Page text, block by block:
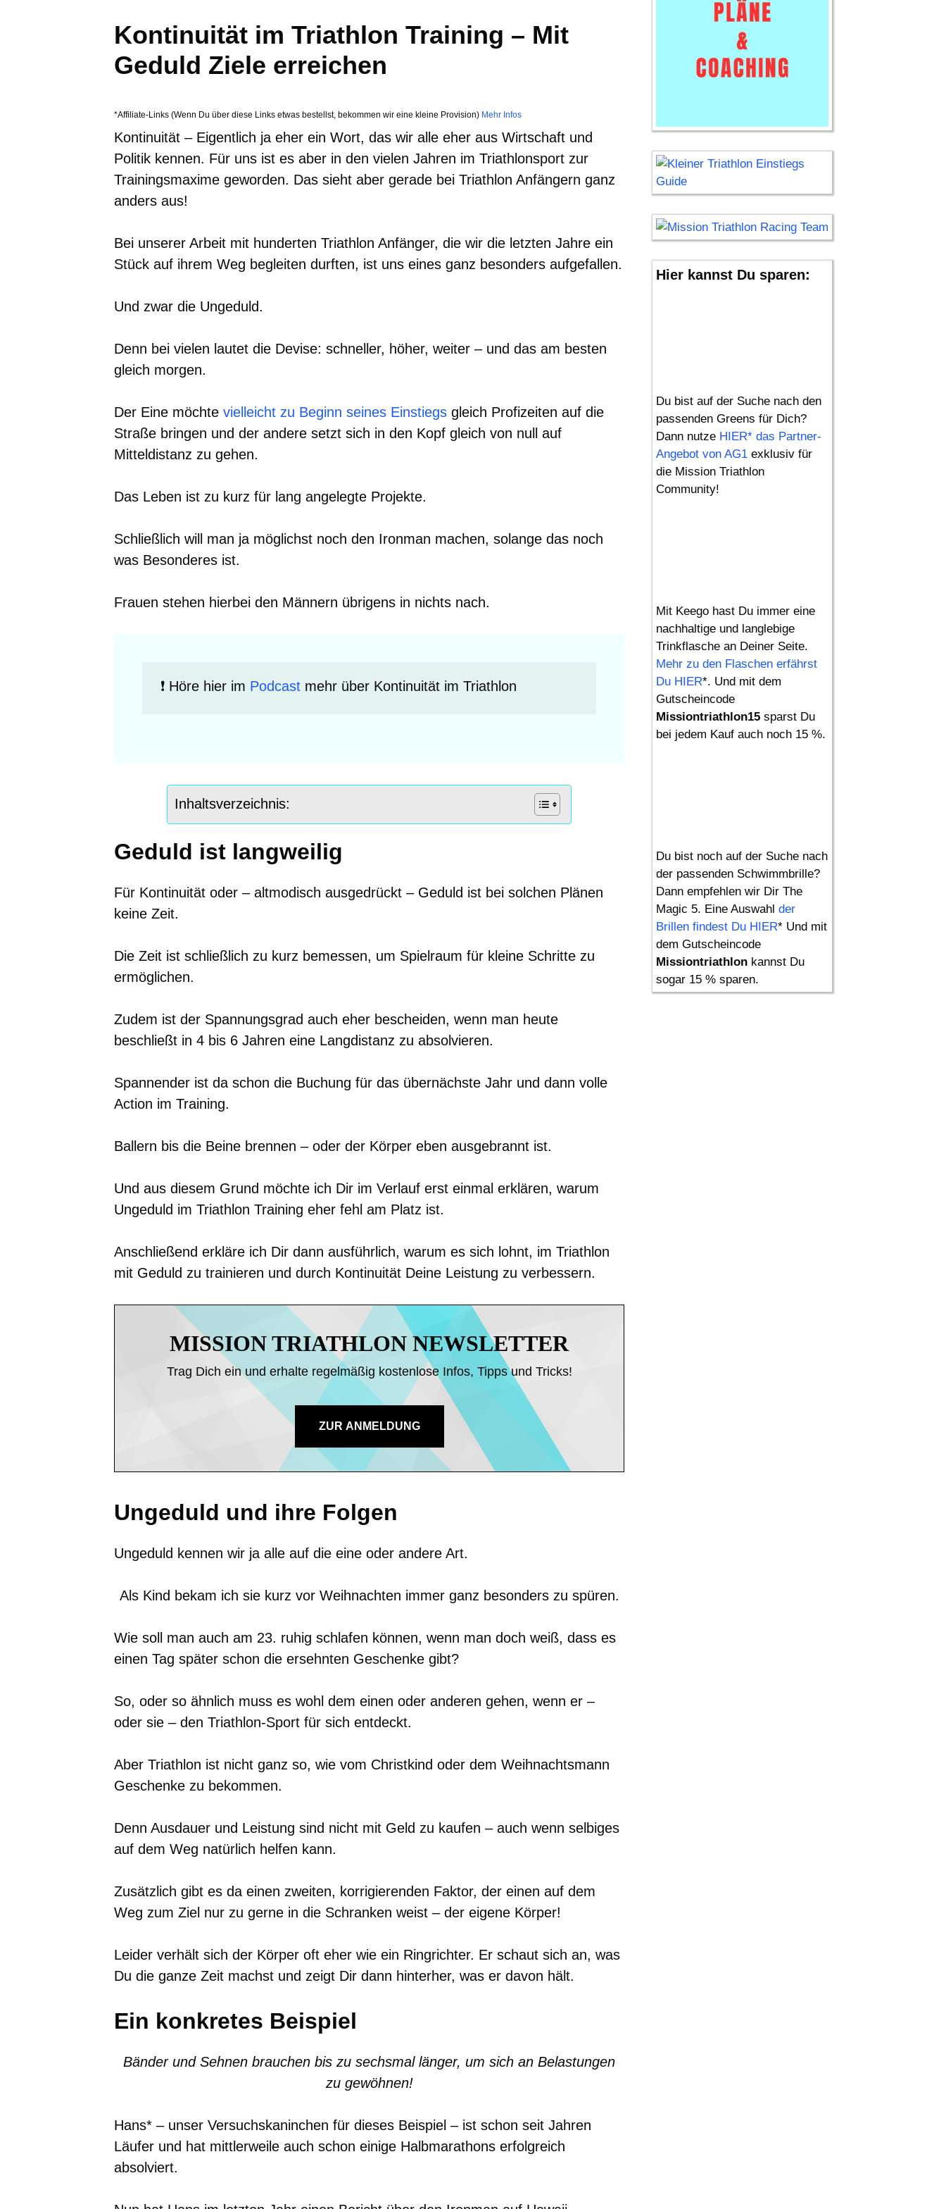
Kontinuität im Triathlon Training – Mit
Geduld Ziele erreichen
*Affiliate-Links (Wenn Du über diese Links etwas bestellst, bekommen wir eine kleine Provision) Mehr Infos
Kontinuität – Eigentlich ja eher ein Wort, das wir alle eher aus Wirtschaft und
Politik kennen. Für uns ist es aber in den vielen Jahren im Triathlonsport zur
Trainingsmaxime geworden. Das sieht aber gerade bei Triathlon Anfängern ganz
anders aus!
Bei unserer Arbeit mit hunderten Triathlon Anfänger, die wir die letzten Jahre ein
Stück auf ihrem Weg begleiten durften, ist uns eines ganz besonders aufgefallen.
Und zwar die Ungeduld.
Denn bei vielen lautet die Devise: schneller, höher, weiter – und das am besten
gleich morgen.
Der Eine möchte vielleicht zu Beginn seines Einstiegs gleich Profizeiten auf die
Straße bringen und der andere setzt sich in den Kopf gleich von null auf
Mitteldistanz zu gehen.
Das Leben ist zu kurz für lang angelegte Projekte.
Schließlich will man ja möglichst noch den Ironman machen, solange das noch
was Besonderes ist.
Frauen stehen hierbei den Männern übrigens in nichts nach.
❗️ Höre hier im Podcast mehr über Kontinuität im Triathlon
Inhaltsverzeichnis:
Geduld ist langweilig
Für Kontinuität oder – altmodisch ausgedrückt – Geduld ist bei solchen Plänen
keine Zeit.
Die Zeit ist schließlich zu kurz bemessen, um Spielraum für kleine Schritte zu
ermöglichen.
Zudem ist der Spannungsgrad auch eher bescheiden, wenn man heute
beschließt in 4 bis 6 Jahren eine Langdistanz zu absolvieren.
Spannender ist da schon die Buchung für das übernächste Jahr und dann volle
Action im Training.
Ballern bis die Beine brennen – oder der Körper eben ausgebrannt ist.
Und aus diesem Grund möchte ich Dir im Verlauf erst einmal erklären, warum
Ungeduld im Triathlon Training eher fehl am Platz ist.
Anschließend erkläre ich Dir dann ausführlich, warum es sich lohnt, im Triathlon
mit Geduld zu trainieren und durch Kontinuität Deine Leistung zu verbessern.
MISSION TRIATHLON NEWSLETTER
Trag Dich ein und erhalte regelmäßig kostenlose Infos, Tipps und Tricks!
ZUR ANMELDUNG
Ungeduld und ihre Folgen
Ungeduld kennen wir ja alle auf die eine oder andere Art.
Als Kind bekam ich sie kurz vor Weihnachten immer ganz besonders zu spüren.
Wie soll man auch am 23. ruhig schlafen können, wenn man doch weiß, dass es
einen Tag später schon die ersehnten Geschenke gibt?
So, oder so ähnlich muss es wohl dem einen oder anderen gehen, wenn er –
oder sie – den Triathlon-Sport für sich entdeckt.
Aber Triathlon ist nicht ganz so, wie vom Christkind oder dem Weihnachtsmann
Geschenke zu bekommen.
Denn Ausdauer und Leistung sind nicht mit Geld zu kaufen – auch wenn selbiges
auf dem Weg natürlich helfen kann.
Zusätzlich gibt es da einen zweiten, korrigierenden Faktor, der einen auf dem
Weg zum Ziel nur zu gerne in die Schranken weist – der eigene Körper!
Leider verhält sich der Körper oft eher wie ein Ringrichter. Er schaut sich an, was
Du die ganze Zeit machst und zeigt Dir dann hinterher, was er davon hält.
Ein konkretes Beispiel
Bänder und Sehnen brauchen bis zu sechsmal länger, um sich an Belastungen
zu gewöhnen!
Hans* – unser Versuchskaninchen für dieses Beispiel – ist schon seit Jahren
Läufer und hat mittlerweile auch schon einige Halbmarathons erfolgreich
absolviert.
Hier kannst Du sparen:
Du bist auf der Suche nach den
passenden Greens für Dich?
Dann nutze HIER* das Partner-
Angebot von AG1 exklusiv für
die Mission Triathlon
Community!
Mit Keego hast Du immer eine
nachhaltige und langlebige
Trinkflasche an Deiner Seite.
Mehr zu den Flaschen erfährst
Du HIER*. Und mit dem
Gutscheincode
Missiontriathlon15 sparst Du
bei jedem Kauf auch noch 15 %.
Du bist noch auf der Suche nach
der passenden Schwimmbrille?
Dann empfehlen wir Dir The
Magic 5. Eine Auswahl der
Brillen findest Du HIER* Und mit
dem Gutscheincode
Missiontriathlon kannst Du
sogar 15 % sparen.